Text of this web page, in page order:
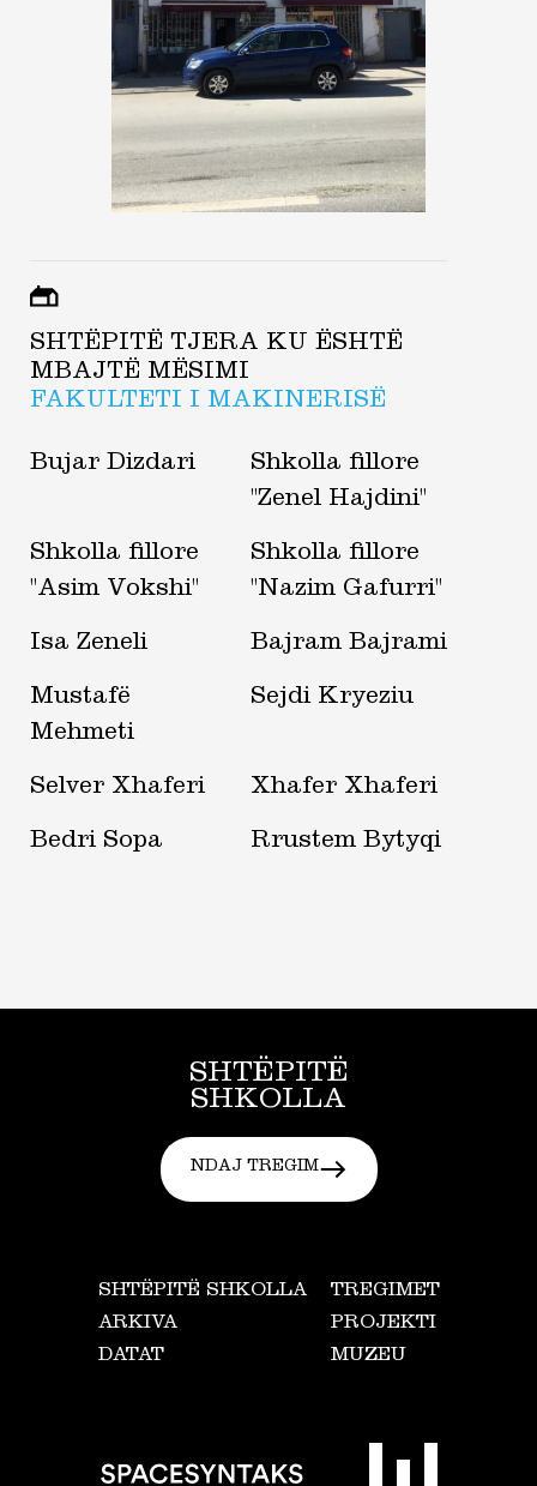
SHTËPITË TJERA KU ËSHTË
MBAJTË MËSIMI
FAKULTETI I MAKINERISË
Bujar Dizdari
Shkolla fillore
"Zenel Hajdini"
Shkolla fillore
"Asim Vokshi"
Shkolla fillore
"Nazim Gafurri"
Isa Zeneli Bajram Bajrami
Mustafë
Mehmeti
Sejdi Kryeziu
Selver Xhaferi Xhafer Xhaferi
Bedri Sopa Rrustem Bytyqi
SHTËPITË
SHKOLLA
NDAJ TREGIM
SHTËPITË SHKOLLA
TREGIMET
ARKIVA
PROJEKTI
DATAT
MUZEU